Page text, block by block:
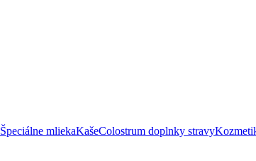
Špeciálne mliekaKašeColostrum doplnky stravy